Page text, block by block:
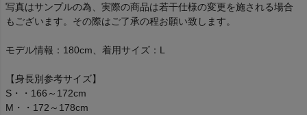
写真はサンプルの為、実際の商品は若干仕様の変更を施される場合
もございます。その際はご了承の程お願い致します。
モデル情報：180cm、着用サイズ：L
【身長別参考サイズ】
S・・166～172cm
M・・172～178cm